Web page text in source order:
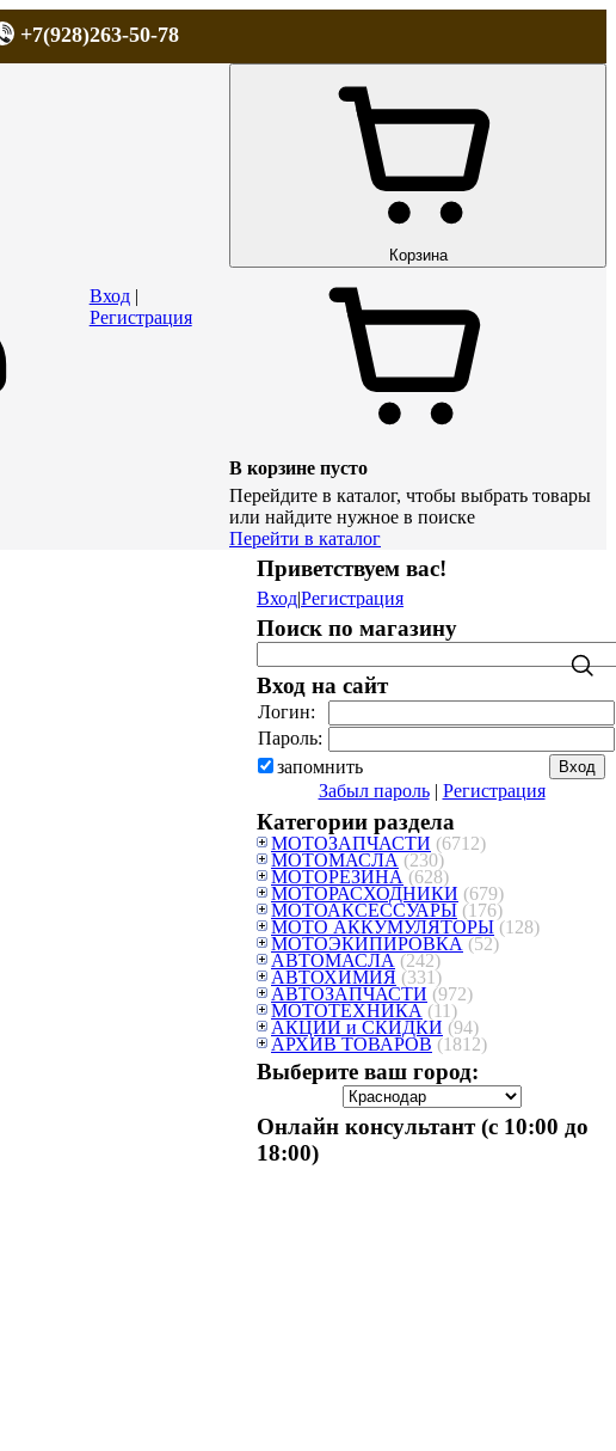
+7(928)263-50-78
ДОСТАВКА
Вход|
Регистрация
Корзина
В корзине пусто
Перейдите в каталог, чтобы выбрать товары
или найдите нужное в поиске
Перейти в каталог
Приветствуем вас!
Вход|Регистрация
Поиск по магазину
Вход на сайт
Логин:
Пароль:
запомнить
Забыл пароль| Регистрация
Категории раздела
МОТОЗАПЧАСТИ (6712)
МОТОМАСЛА (230)
МОТОРЕЗИНА (628)
МОТОРАСХОДНИКИ (679)
МОТОАКСЕССУАРЫ (176)
МОТО АККУМУЛЯТОРЫ (128)
МОТОЭКИПИРОВКА (52)
АВТОМАСЛА (242)
АВТОХИМИЯ (331)
АВТОЗАПЧАСТИ (972)
МОТОТЕХНИКА (11)
АКЦИИ и СКИДКИ (94)
АРХИВ ТОВАРОВ (1812)
Выберите ваш город:
Онлайн консультант (с 10:00 до
18:00)